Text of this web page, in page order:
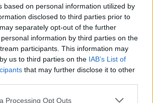
based on personal information utilized by
disclosed to third parties prior to
separately opt-out of the further
information by third parties on the
participants. This information may
us to third parties on the IAB’s List of
that may further disclose it to other
Processing Opt Outs